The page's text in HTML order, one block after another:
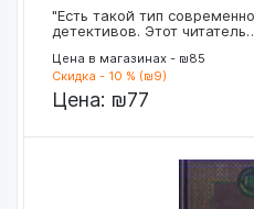
"Есть такой тип
детективов. Этот
Цена в магазинах - ₪85
Скидка - 10 % (₪9)
Цена: ₪77